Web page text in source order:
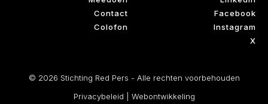
Contact
Colofon
Facebook
Instagram
X
© 2026 Stichting Red Pers - Alle rechten voorbehouden
Privacybeleid
Webontwikkeling